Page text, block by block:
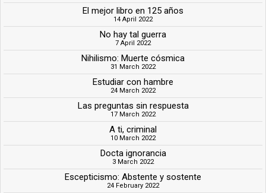
El mejor libro en 125 años
14 April 2022
No hay tal guerra
7 April 2022
Nihilismo: Muerte cósmica
31 March 2022
Estudiar con hambre
24 March 2022
Las preguntas sin respuesta
17 March 2022
A ti, criminal
10 March 2022
Docta ignorancia
3 March 2022
Escepticismo: Abstente y sostente
24 February 2022